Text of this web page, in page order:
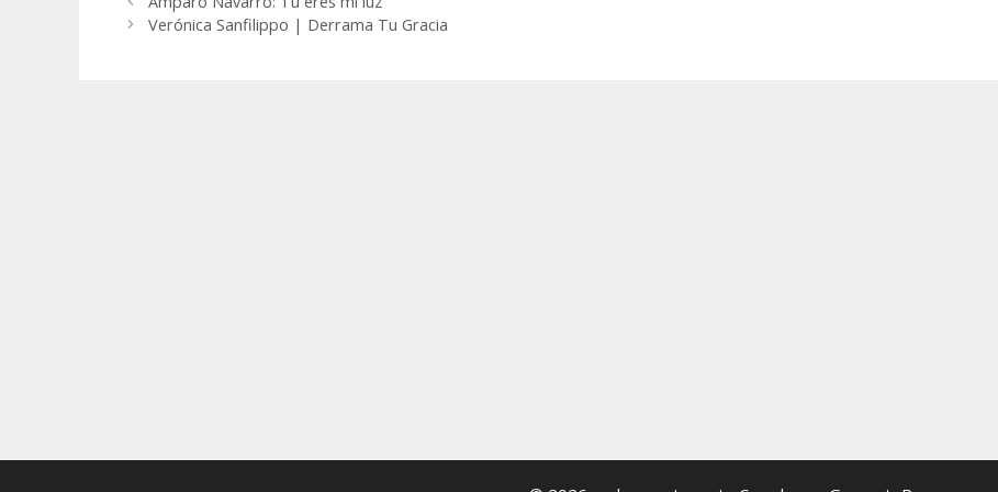
Verónica Sanfilippo | Derrama Tu Gracia